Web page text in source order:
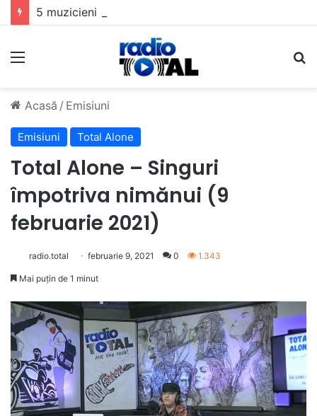
Meniu
Acasă / Emisiuni
Emisiuni Total Alone
Total Alone – Singuri
împotriva nimănui (9
februarie 2021)
radio.total februarie 9, 2021 0 1.343
Mai puțin de 1 minut